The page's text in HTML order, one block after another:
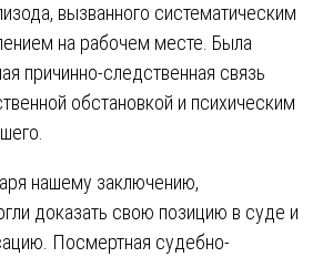
вызванного систематическим
на рабочем месте. Была
причинно-следственная связь
обстановкой и психическим
нашему заключению,
доказать свою позицию в суде и
Посмертная судебно-